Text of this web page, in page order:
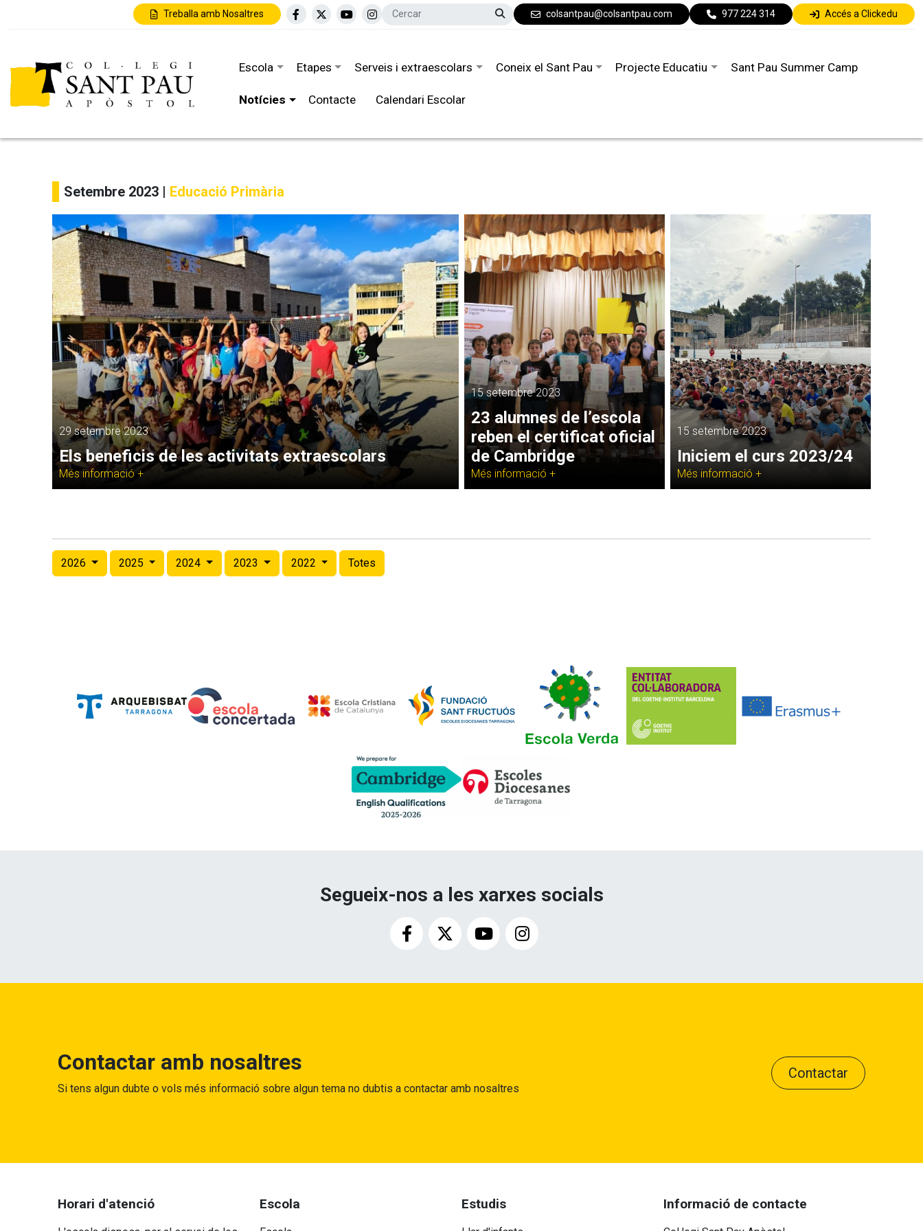
Treballa amb Nosaltres colsantpau@colsantpau.com 977 224 314 Accés a Clickedu
Escola Etapes Serveis i extraescolars Coneix el Sant Pau Projecte Educatiu Sant Pau Summer Camp
Notícies Contacte Calendari Escolar
Setembre 2023 | Educació Primària
29 setembre 2023
Els beneficis de les activitats extraescolars
Més informació +
15 setembre 2023
23 alumnes de l’escola
reben el certificat oficial
de Cambridge
Més informació +
15 setembre 2023
Iniciem el curs 2023/24
Més informació +
2026 2025 2024 2023 2022 Totes
Segueix-nos a les xarxes socials
Contactar amb nosaltres
Si tens algun dubte o vols més informació sobre algun tema no dubtis a contactar amb nosaltres
Contactar
Horari d'atenció Escola Estudis Informació de contacte